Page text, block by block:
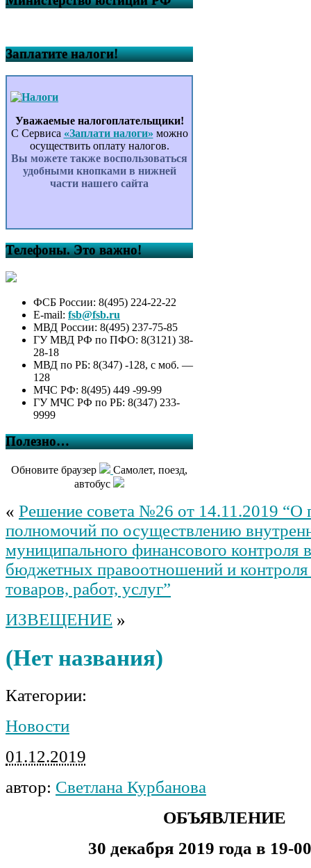
Заплатите налоги!
Уважаемые налогоплательщики!
С Сервиса «Заплати налоги» можно
осуществить оплату налогов.
Вы можете также воспользоваться
удобными кнопками в нижней
части нашего сайта
Телефоны. Это важно!
ФСБ России: 8(495) 224-22-22
E-mail: fsb@fsb.ru
МВД России: 8(495) 237-75-85
ГУ МВД РФ по ПФО: 8(3121) 38-
28-18
МВД по РБ: 8(347) -128, с моб. —
128
МЧС РФ: 8(495) 449 -99-99
ГУ МЧС РФ по РБ: 8(347) 233-
9999
Полезно…
Обновите браузер
Самолет, поезд,
автобус
« Решение совета №26 от 14.11.2019 “О
полномочий по осуществлению
муниципального финансового контроля
бюджетных правоотношений и контроля
товаров, работ, услуг”
ИЗВЕЩЕНИЕ »
(Нет названия)
Категории:
Новости
01.12.2019
автор: Светлана Курбанова
ОБЪЯВЛЕНИЕ
30 декабря 2019 года в 19-